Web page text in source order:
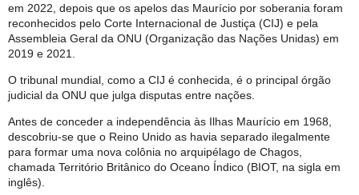
em 2022, depois que os apelos das Maurício por soberania foram
reconhecidos pelo Corte Internacional de Justiça (CIJ) e pela
Assembleia Geral da ONU (Organização das Nações Unidas) em
2019 e 2021.
O tribunal mundial, como a CIJ é conhecida, é o principal órgão
judicial da ONU que julga disputas entre nações.
Antes de conceder a independência às Ilhas Maurício em 1968,
descobriu-se que o Reino Unido as havia separado ilegalmente
para formar uma nova colônia no arquipélago de Chagos,
chamada Território Britânico do Oceano Índico (BIOT, na sigla em
inglês).